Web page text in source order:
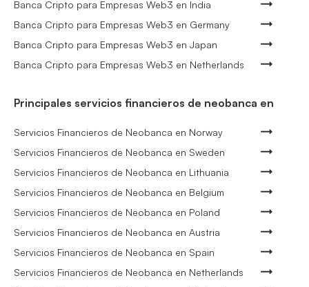
Banca Cripto para Empresas Web3 en India
Banca Cripto para Empresas Web3 en Germany
Banca Cripto para Empresas Web3 en Japan
Banca Cripto para Empresas Web3 en Netherlands
Principales servicios financieros de neobanca en
Servicios Financieros de Neobanca en Norway
Servicios Financieros de Neobanca en Sweden
Servicios Financieros de Neobanca en Lithuania
Servicios Financieros de Neobanca en Belgium
Servicios Financieros de Neobanca en Poland
Servicios Financieros de Neobanca en Austria
Servicios Financieros de Neobanca en Spain
Servicios Financieros de Neobanca en Netherlands